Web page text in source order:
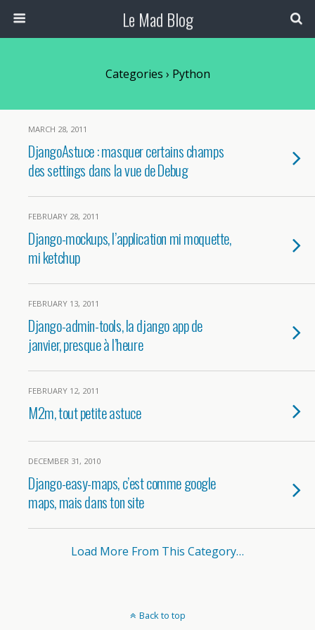
Le Mad Blog
Categories › Python
MARCH 28, 2011
DjangoAstuce : masquer certains champs
des settings dans la vue de Debug
FEBRUARY 28, 2011
Django-mockups, l’application mi moquette,
mi ketchup
FEBRUARY 13, 2011
Django-admin-tools, la django app de
janvier, presque à l’heure
FEBRUARY 12, 2011
M2m, tout petite astuce
DECEMBER 31, 2010
Django-easy-maps, c’est comme google
maps, mais dans ton site
Load More From This Category…
Back to top